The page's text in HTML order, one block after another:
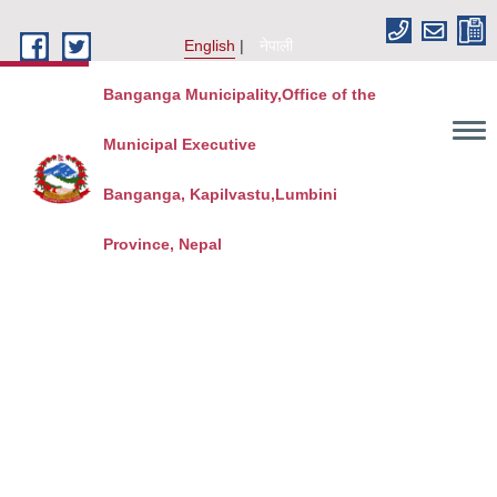
English
नेपाली
Banganga Municipality,Office of the
Municipal Executive
Banganga, Kapilvastu,Lumbini
Province, Nepal